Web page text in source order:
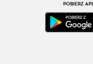
POBIERZ